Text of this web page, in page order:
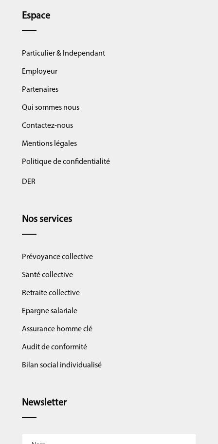
Espace
Particulier & Independant
Employeur
Partenaires
Qui sommes nous
Contactez-nous
Mentions légales
Politique de confidentialité
DER
Nos services
Prévoyance collective
Santé collective
Retraite collective
Epargne salariale
Assurance homme clé
Audit de conformité
Bilan social individualisé
Newsletter